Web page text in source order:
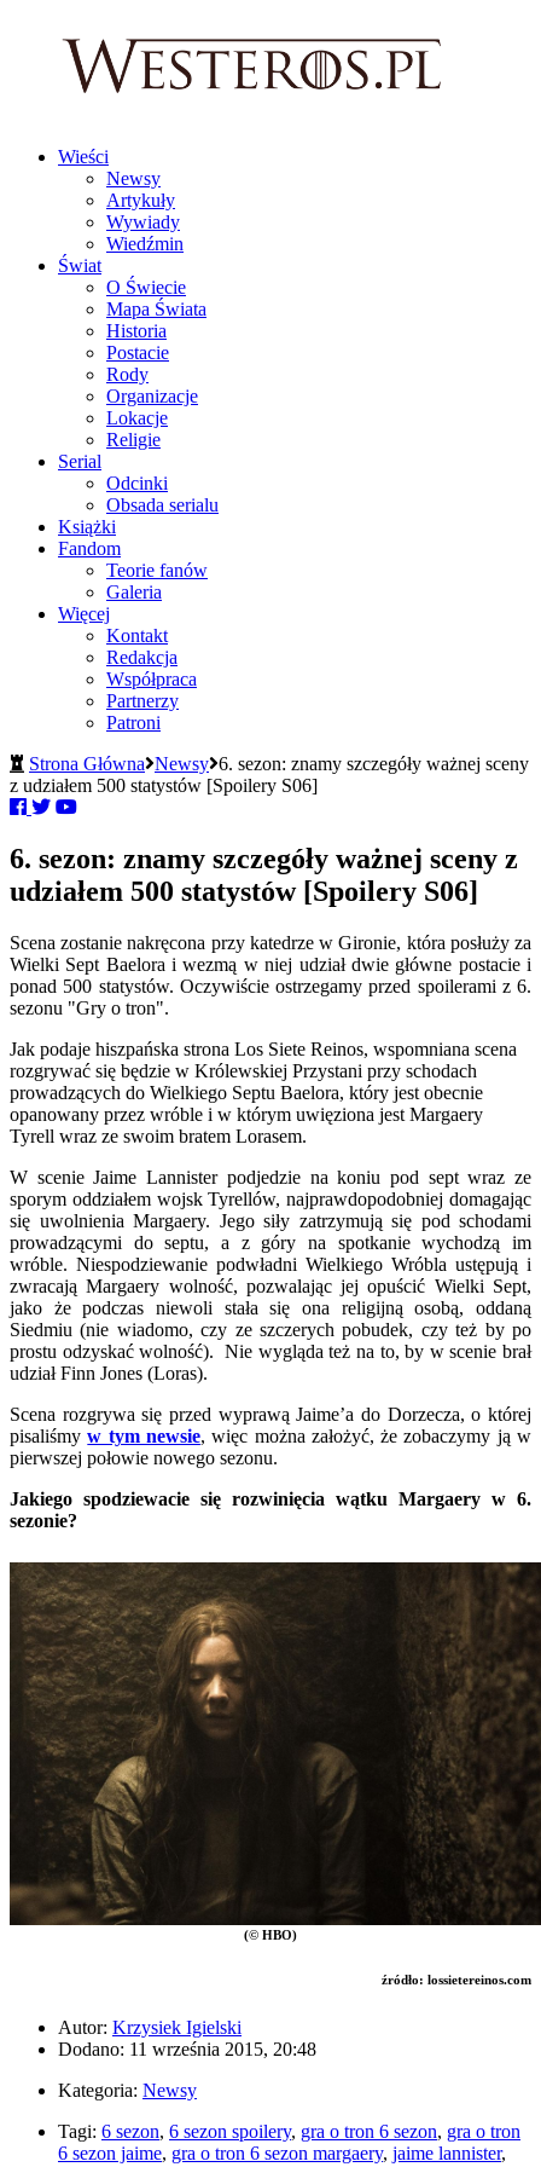
Wieści
Newsy
Artykuły
Wywiady
Wiedźmin
Świat
O Świecie
Mapa Świata
Historia
Postacie
Rody
Organizacje
Lokacje
Religie
Serial
Odcinki
Obsada serialu
Książki
Fandom
Teorie fanów
Galeria
Więcej
Kontakt
Redakcja
Współpraca
Partnerzy
Patroni
Strona Główna Newsy 6. sezon: znamy szczegóły ważnej sceny
z udziałem 500 statystów [Spoilery S06]
6. sezon: znamy szczegóły ważnej sceny z
udziałem 500 statystów [Spoilery S06]
Scena zostanie nakręcona przy katedrze w Gironie, która posłuży za
Wielki Sept Baelora i wezmą w niej udział dwie główne postacie i
ponad 500 statystów. Oczywiście ostrzegamy przed spoilerami z 6.
sezonu "Gry o tron".
Jak podaje hiszpańska strona Los Siete Reinos, wspomniana scena
rozgrywać się będzie w Królewskiej Przystani przy schodach
prowadzących do Wielkiego Septu Baelora, który jest obecnie
opanowany przez wróble i w którym uwięziona jest Margaery
Tyrell wraz ze swoim bratem Lorasem.
W scenie Jaime Lannister podjedzie na koniu pod sept wraz ze
sporym oddziałem wojsk Tyrellów, najprawdopodobniej domagając
się uwolnienia Margaery. Jego siły zatrzymują się pod schodami
prowadzącymi do septu, a z góry na spotkanie wychodzą im
wróble. Niespodziewanie podwładni Wielkiego Wróbla ustępują i
zwracają Margaery wolność, pozwalając jej opuścić Wielki Sept,
jako że podczas niewoli stała się ona religijną osobą, oddaną
Siedmiu (nie wiadomo, czy ze szczerych pobudek, czy też by po
prostu odzyskać wolność). Nie wygląda też na to, by w scenie brał
udział Finn Jones (Loras).
Scena rozgrywa się przed wyprawą Jaime’a do Dorzecza, o której
pisaliśmyw tym newsie, więc można założyć, że zobaczymy ją w
pierwszej połowie nowego sezonu.
Jakiego spodziewacie się rozwinięcia wątku Margaery w 6.
sezonie?
(© HBO)
źródło: lossietereinos.com
Autor: Krzysiek Igielski
Dodano: 11 września 2015, 20:48
Kategoria: Newsy
Tagi: 6 sezon, 6 sezon spoilery, gra o tron 6 sezon, gra o tron
6 sezon jaime, gra o tron 6 sezon margaery, jaime lannister,